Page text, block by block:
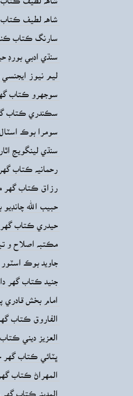
شاهه لطيف ڪتاب
سارنگ ڪتاب
سنڌي ادبي بورڊ
ليم نيوز ايجنسي
سوجهرو ڪتاب
سڪندري ڪتاب
سومرا بوڪ اسٽال
سنڌي لينگويج
رحمانيه ڪتاب گهر
رزاق ڪتاب گهر
حبيب الله چانڊيو
حيدري ڪتاب گهر
مڪتبه اصلاح و
جاويد بوڪ اسٽور
جنيد ڪتاب گهر
امام بخش قادري
الفاروق ڪتاب
العزيز ديني
ڀٽائي ڪتاب گهر
المهراڻ ڪتاب
المدينه ڪتاب